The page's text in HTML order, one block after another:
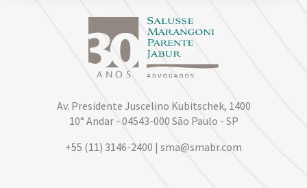
Av. Presidente Juscelino Kubitschek, 1400
10° Andar - 04543-000 São Paulo - SP
+55 (11) 3146-2400 | sma@smabr.com